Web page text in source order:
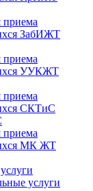
приема
ЗабИЖТ
приема
УУКЖТ
приема
СКТиС
приема
МК ЖТ
услуги